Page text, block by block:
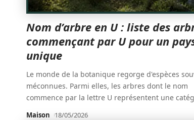
Nom d’arbre en U : liste des
commençant par U pour un
unique
Le monde de la botanique regorge d'espèces
méconnues. Parmi elles, les arbres dont le nom
commence par la lettre U représentent une
Maison 18/05/2026